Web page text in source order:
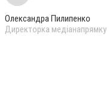
Олександра Пилипенко
Директорка медіанапрямку